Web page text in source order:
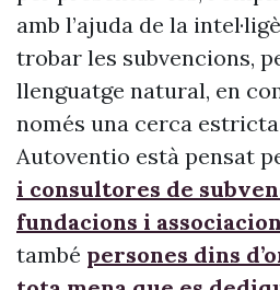
amb l’ajuda de la
trobar les subvencions,
llenguatge natural, en
només una cerca
Autoventio està pensat
i consultores de
fundacions i
també persones dins